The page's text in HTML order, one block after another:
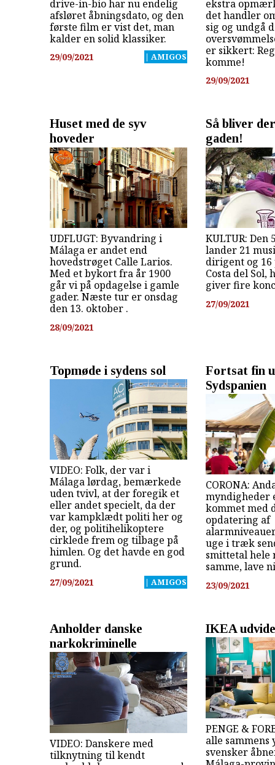
drive-in-bio har nu endelig
afsløret åbningsdato, og den
første film er vist det, man
kalder en solid klassiker.
29/09/2021 | AMIGOS
ekstra
det handler
sig og undgå
er sikkert:
komme!
29/09/2021
Huset med de syv
hoveder
UDFLUGT: Byvandring i
Málaga er andet end
hovedstrøget Calle Larios.
Med et bykort fra år 1900
går vi på opdagelse i gamle
gader. Næste tur er onsdag
den 13. oktober .
28/09/2021
Så bliver
gaden!
KULTUR: Den
lander 21
dirigent og
Costa del
giver fire
27/09/2021
Topmøde i sydens sol
VIDEO: Folk, der var i
Málaga lørdag, bemærkede
uden tvivl, at der foregik et
eller andet specielt, da der
var kampklædt politi her og
der, og politihelikoptere
cirklede frem og tilbage på
himlen. Og det havde en god
grund.
27/09/2021 | AMIGOS
Fortsat fin
Sydspanien
CORONA:
myndigheder
kommet med
opdatering af
uge i træk
smittetal hele
samme, lave
23/09/2021
Anholder danske
narkokriminelle
VIDEO: Danskere med
tilknytning til kendt
IKEA
PENGE &
alle sammens
svensker